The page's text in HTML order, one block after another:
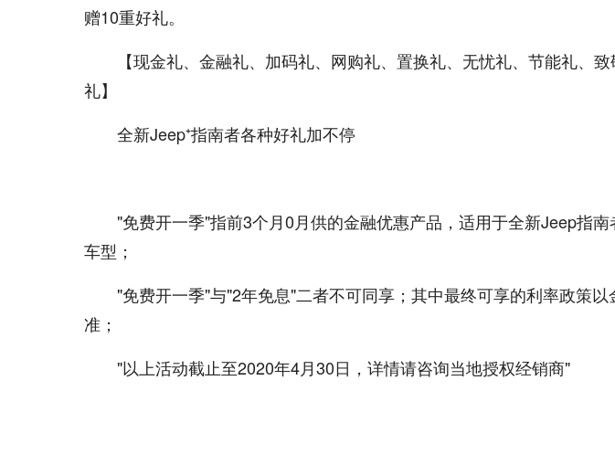
赠10重好礼。
【现金礼、金融礼、加码礼、网购礼、置换礼、无忧礼、节能礼、
礼】
全新Jeep⁺指南者各种好礼加不停
"免费开一季"指前3个月0月供的金融优惠产品，适用于全新Jeep指
车型；
"免费开一季"与"2年免息"二者不可同享；其中最终可享的利率政策
准；
"以上活动截止至2020年4月30日，详情请咨询当地授权经销商"